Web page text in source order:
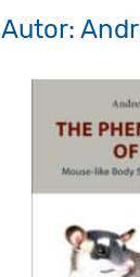
Autor: